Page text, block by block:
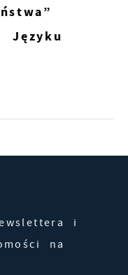
Języku
i
na